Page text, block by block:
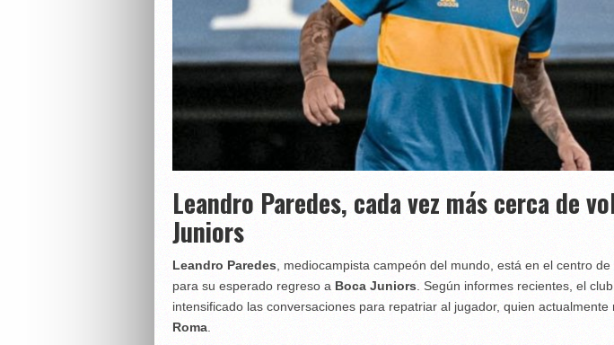
Leandro Paredes, cada vez más cerca de
Juniors
Leandro Paredes, mediocampista campeón del mundo, está en el centro
para su esperado regreso a Boca Juniors. Según informes recientes, el
intensificado las conversaciones para repatriar al jugador, quien actualmente
Roma.